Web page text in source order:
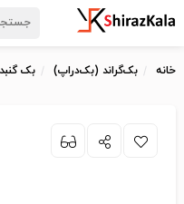
خانه بک‌گراند (بک‌دراپ) بک